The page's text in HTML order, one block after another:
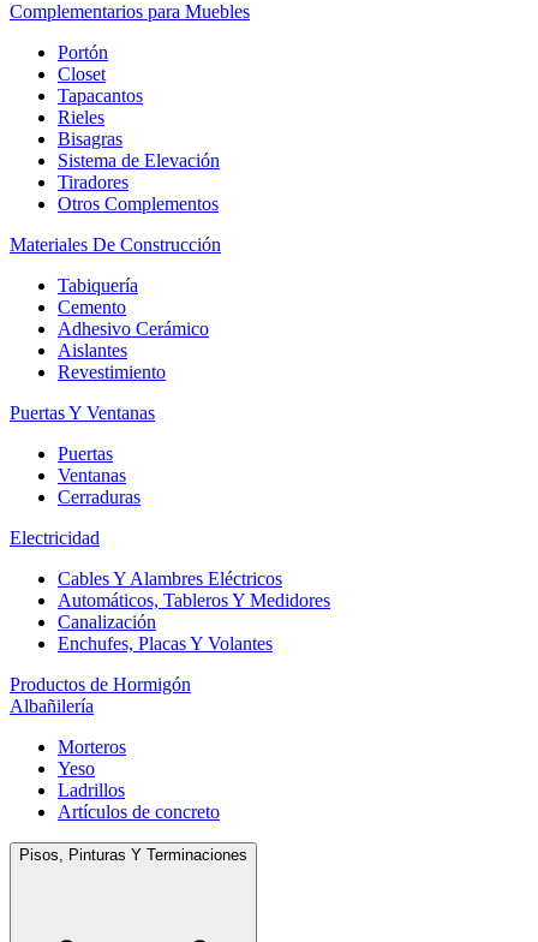
Complementarios para Muebles
Portón
Closet
Tapacantos
Rieles
Bisagras
Sistema de Elevación
Tiradores
Otros Complementos
Materiales De Construcción
Tabiquería
Cemento
Adhesivo Cerámico
Aislantes
Revestimiento
Puertas Y Ventanas
Puertas
Ventanas
Cerraduras
Electricidad
Cables Y Alambres Eléctricos
Automáticos, Tableros Y Medidores
Canalización
Enchufes, Placas Y Volantes
Productos de Hormigón
Albañilería
Morteros
Yeso
Ladrillos
Artículos de concreto
Pisos, Pinturas Y Terminaciones